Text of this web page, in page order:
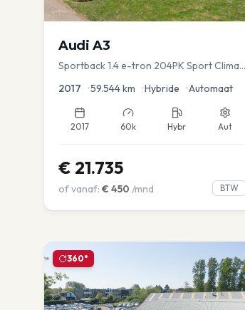
Audi A3
Sportback 1.4 e-tron 204PK Sport Clima
2017 •59.544km •Hybride •Automaat
2017 60k Hybr Aut
€ 21.735
of vanaf: € 450 /mnd BTW
360°